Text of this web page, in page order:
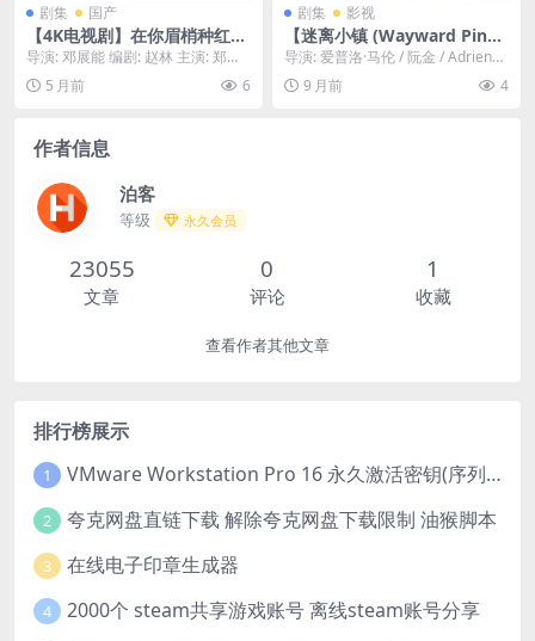
剧集 国产
【4K电视剧】在你眉梢种红豆
(2026)更新15集 4K国语中字
导演: 邓展能 编剧: 赵林 主演: 郑业
成 / 赵晴 / 邓孝慈 / 傅冬暖 ...
5 月前 6
剧集 影视
【迷离小镇 (Wayward Pine
s) – 2015 – 科幻/悬疑/惊悚 –
工在爱达荷州一个田园诗般的
导演: 爱普洛·马伦 / 阮金 / Adrienne
Mitchell 又名: ...
9 月前 4
作者信息
泊客
等级 永久会员
23055
文章
0
评论
1
收藏
查看作者其他文章
排行榜展示
1 VMware Workstation Pro 16 永久激活密钥(序列号)
2 夸克网盘直链下载 解除夸克网盘下载限制 油猴脚本
3 在线电子印章生成器
4 2000个 steam共享游戏账号 离线steam账号分享